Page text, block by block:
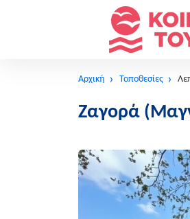
Αρχική Τοποθεσίες
Ζαγορά